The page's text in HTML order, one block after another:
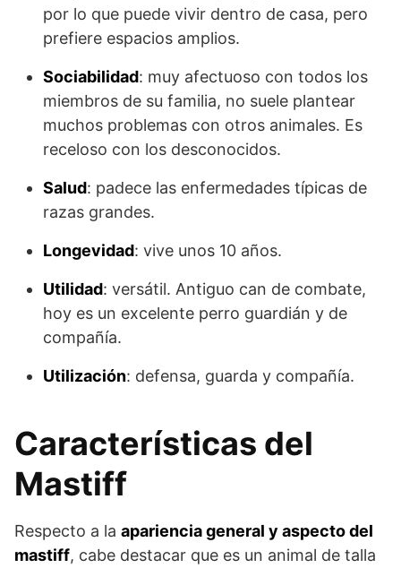
por lo que puede vivir dentro de casa, pero
prefiere espacios amplios.
Sociabilidad: muy afectuoso con todos los
miembros de su familia, no suele plantear
muchos problemas con otros animales. Es
receloso con los desconocidos.
Salud: padece las enfermedades típicas de
razas grandes.
Longevidad: vive unos 10 años.
Utilidad: versátil. Antiguo can de combate,
hoy es un excelente perro guardián y de
compañía.
Utilización: defensa, guarda y compañía.
Características del
Mastiff
Respecto a la apariencia general y aspecto del
mastiff, cabe destacar que es un animal de talla